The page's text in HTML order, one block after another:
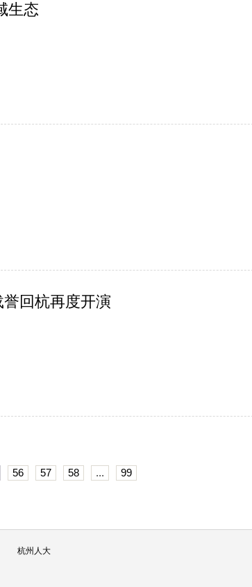
生态
回杭再度开演
56 57 58 ... 99
杭州人大